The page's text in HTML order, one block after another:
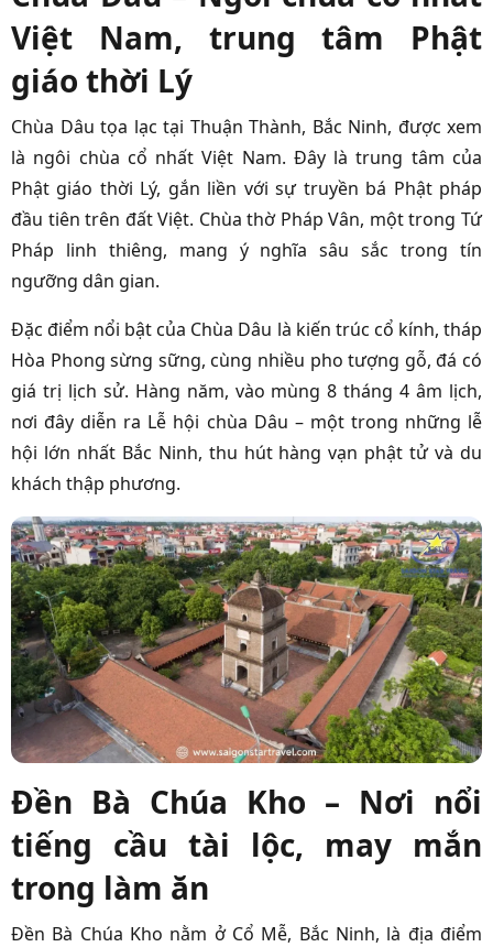
Việt Nam, trung tâm Phật
giáo thời Lý
Chùa Dâu tọa lạc tại Thuận Thành, Bắc Ninh, được xem
là ngôi chùa cổ nhất Việt Nam. Đây là trung tâm của
Phật giáo thời Lý, gắn liền với sự truyền bá Phật pháp
đầu tiên trên đất Việt. Chùa thờ Pháp Vân, một trong Tứ
Pháp linh thiêng, mang ý nghĩa sâu sắc trong tín
ngưỡng dân gian.
Đặc điểm nổi bật của Chùa Dâu là kiến trúc cổ kính, tháp
Hòa Phong sừng sững, cùng nhiều pho tượng gỗ, đá có
giá trị lịch sử. Hàng năm, vào mùng 8 tháng 4 âm lịch,
nơi đây diễn ra Lễ hội chùa Dâu – một trong những lễ
hội lớn nhất Bắc Ninh, thu hút hàng vạn phật tử và du
khách thập phương.
Đền Bà Chúa Kho – Nơi nổi
tiếng cầu tài lộc, may mắn
trong làm ăn
Đền Bà Chúa Kho nằm ở Cổ Mễ, Bắc Ninh, là địa điểm